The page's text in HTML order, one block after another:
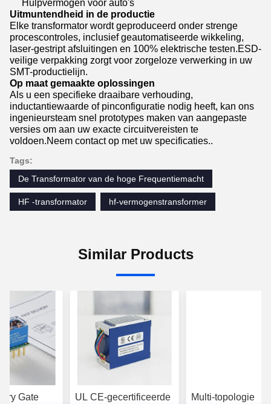
Hulpvermogen voor auto's
Uitmuntendheid in de productie
Elke transformator wordt geproduceerd onder strenge
procescontroles, inclusief geautomatiseerde wikkeling,
laser-gestript afsluitingen en 100% elektrische testen.ESD-
veilige verpakking zorgt voor zorgeloze verwerking in uw
SMT-productielijn.
Op maat gemaakte oplossingen
Als u een specifieke draaibare verhouding,
inductantiewaarde of pinconfiguratie nodig heeft, kan ons
ingenieursteam snel prototypes maken van aangepaste
versies om aan uw exacte circuitvereisten te
voldoen.Neem contact op met uw specificaties..
Tags:
De Transformator van de hoge Frequentiemacht
HF -transformator hf-vermogenstransformer
Similar Products
Gate
UL CE-gecertificeerde
Multi-topologie